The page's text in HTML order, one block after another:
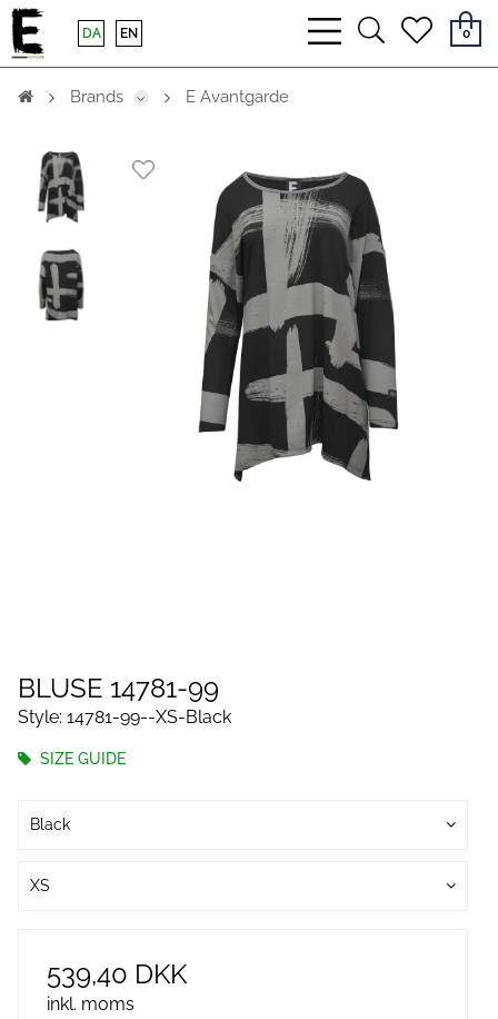
bars
light
searchheart
0
DA EN
Brands E Avantgarde
BLUSE 14781-99
Style: 14781-99--XS-Black
SIZE GUIDE
Black
XS
539,40 DKK
inkl. moms